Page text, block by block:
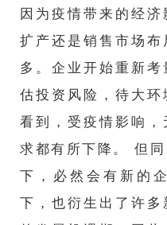
因为疫情带来的经
扩产还是销售市场
多。企业开始重新
估投资风险，待大
看到，受疫情影响
求都有所下降。 但
下，必然会有新的
下，也衍生出了许